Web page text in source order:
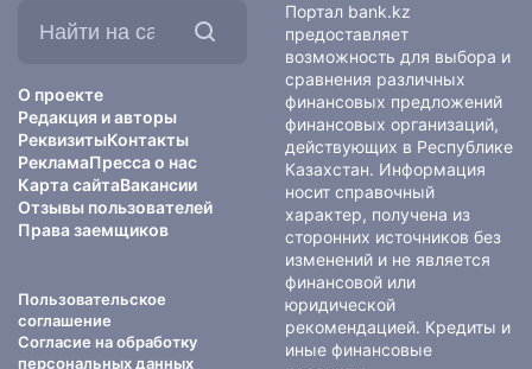
О проекте
Редакция и авторы
РеквизитыКонтакты
РекламаПресса о нас
Карта сайтаВакансии
Отзывы пользователей
Права заемщиков
Пользовательское
соглашение
Согласие на обработку
персональных данных
Портал bank.kz
предоставляет
возможность для выбора и
сравнения различных
финансовых предложений
финансовых организаций,
действующих в Республике
Казахстан. Информация
носит справочный
характер, получена из
сторонних источников без
изменений и не является
финансовой или
юридической
рекомендацией. Кредиты и
иные финансовые